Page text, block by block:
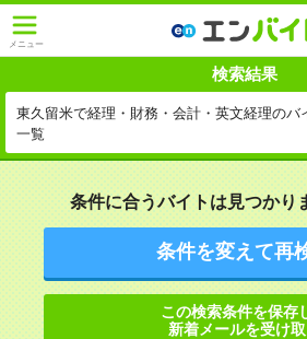
メニュー
検索結果
東久留米で経理・財務・会計・英文経理のバ
一覧
条件に合うバイトは見つかり
条件を変えて再
この検索条件を保存
新着メールを受け